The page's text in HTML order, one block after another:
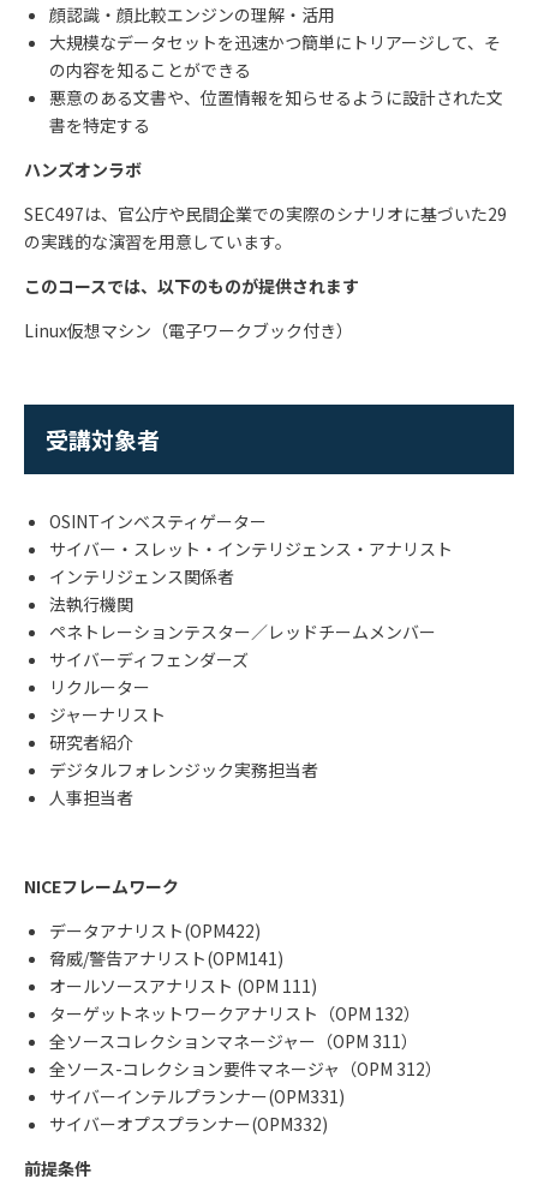
顔認識・顔比較エンジンの理解・活用
大規模なデータセットを迅速かつ簡単にトリアージして、そ
の内容を知ることができる
悪意のある文書や、位置情報を知らせるように設計された文
書を特定する
ハンズオンラボ
SEC497は、官公庁や民間企業での実際のシナリオに基づいた29
の実践的な演習を用意しています。
このコースでは、以下のものが提供されます
Linux仮想マシン（電子ワークブック付き）
受講対象者
OSINTインベスティゲーター
サイバー・スレット・インテリジェンス・アナリスト
インテリジェンス関係者
法執行機関
ペネトレーションテスター／レッドチームメンバー
サイバーディフェンダーズ
リクルーター
ジャーナリスト
研究者紹介
デジタルフォレンジック実務担当者
人事担当者
NICEフレームワーク
データアナリスト(OPM422)
脅威/警告アナリスト(OPM141)
オールソースアナリスト (OPM 111)
ターゲットネットワークアナリスト（OPM 132）
全ソースコレクションマネージャー（OPM 311）
全ソース-コレクション要件マネージャ（OPM 312）
サイバーインテルプランナー(OPM331)
サイバーオプスプランナー(OPM332)
前提条件